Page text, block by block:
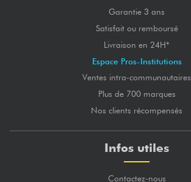
Garantie 3 ans
Satisfait ou remboursé
Livraison en 24H*
Espace Pros-Institutions
Ventes intra-communautaires
Plus de 700 marques
Nos clients récompensés
Infos utiles
Contactez-nous